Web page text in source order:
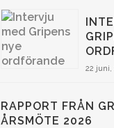
22 juni,
RAPPORT FRÅN
ÅRSMÖTE 2026